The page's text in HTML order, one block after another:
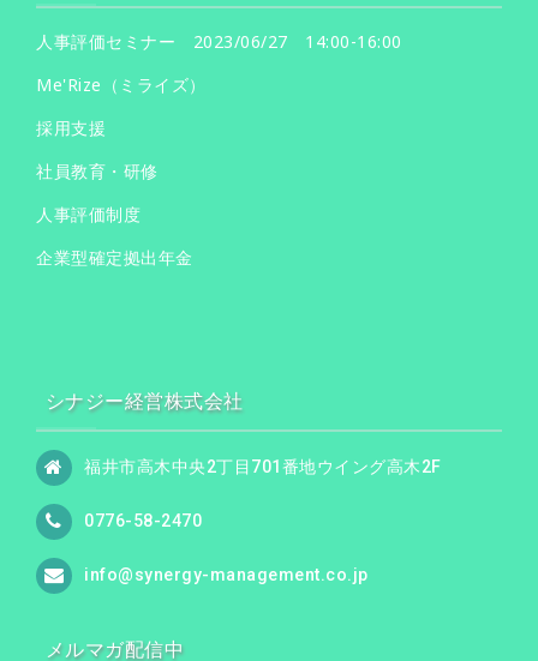
人事評価セミナー 2023/06/27 14:00-16:00
Me'Rize（ミライズ）
採用支援
社員教育・研修
人事評価制度
企業型確定拠出年金
シナジー経営株式会社
福井市高木中央2丁目701番地ウイング高木2F
0776-58-2470
info@synergy-management.co.jp
メルマガ配信中